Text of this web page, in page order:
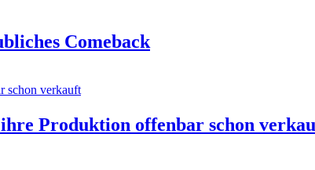
Comeback
Produktion offenbar schon